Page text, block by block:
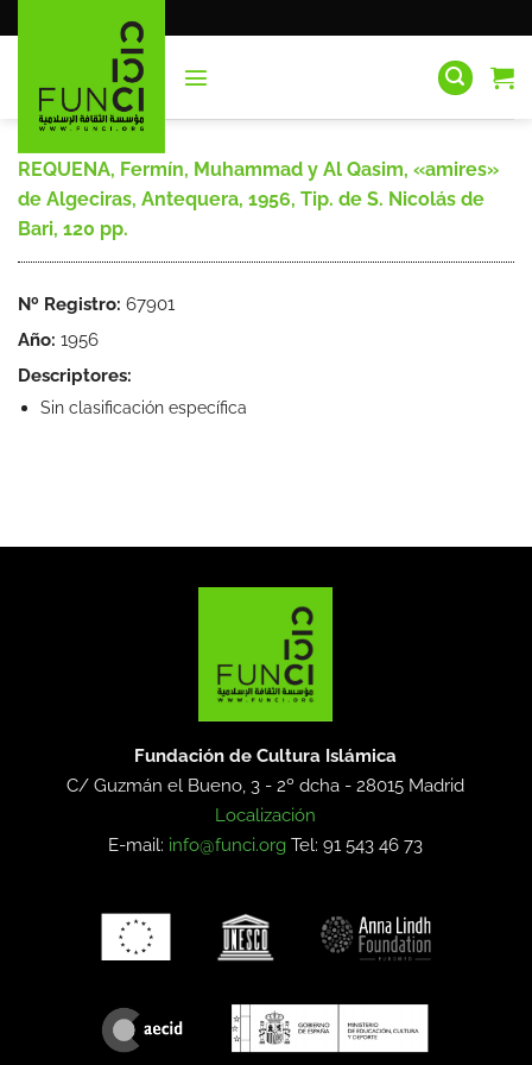
al
REQUENA, Fermín, Muhammad y Al Qasim, «amires»
de Algeciras, Antequera, 1956, Tip. de S. Nicolás de
Bari, 120 pp.
Nº Registro: 67901
Año: 1956
Descriptores:
Sin clasificación específica
Fundación de Cultura Islámica
C/ Guzmán el Bueno, 3 - 2º dcha -28015 Madrid
Localización
E-mail: info@funci.org Tel: 91 543 46 73